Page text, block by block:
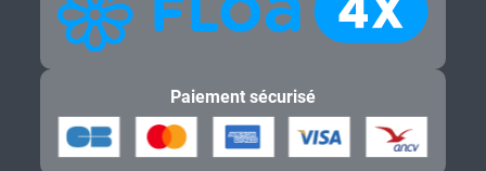
Paiement sécurisé